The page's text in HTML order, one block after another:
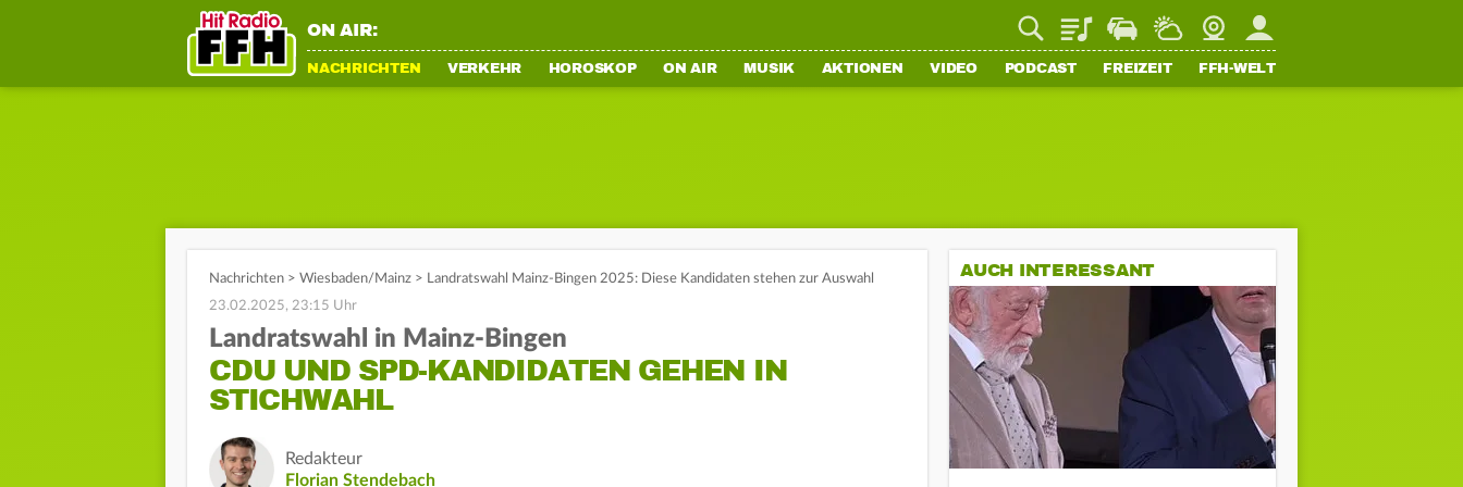
ON AIR: PlaylistStaupilotWetterWebcamMein FFH
NACHRICHTEN VERKEHR HOROSKOP ON AIR MUSIK AKTIONEN VIDEO PODCAST FREIZEIT FFH-WELT
Nachrichten > Wiesbaden/Mainz > Landratswahl Mainz-Bingen 2025: Diese Kandidaten stehen zur Auswahl
23.02.2025, 23:15 Uhr
Landratswahl in Mainz-Bingen
CDU UND SPD-KANDIDATEN GEHEN IN
STICHWAHL
Redakteur
Florian Stendebach
AUCH INTERESSANT